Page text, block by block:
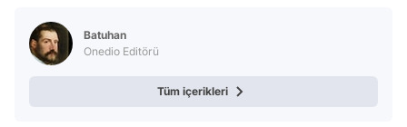
Batuhan
Onedio Editörü
Tüm içerikleri